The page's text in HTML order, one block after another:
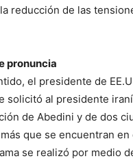
reducción de las
pronuncia
el presidente de
solicitó al presidente
de Abedini y de dos
que se encuentran en
se realizó por medio